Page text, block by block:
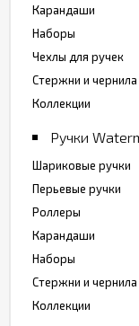
ручка Parker
Grey (Gun Metal)
руб.
В корзину
Карандаши
Наборы
Чехлы для ручек
Стержни и чернила
Коллекции
Ручки
Шариковые ручки
Перьевые ручки
Роллеры
Карандаши
Наборы
Стержни и чернила
Коллекции